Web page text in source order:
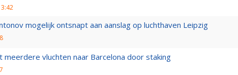
mogelijk ontsnapt aan aanslag op luchthaven Leipzig
meerdere vluchten naar Barcelona door staking